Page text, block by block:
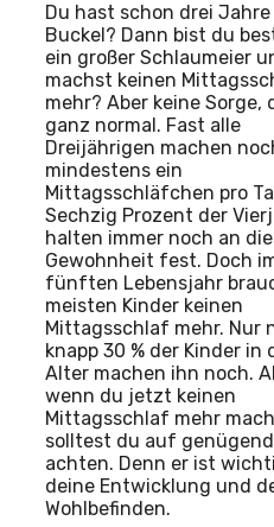
Du hast schon drei
Buckel? Dann bist du
ein großer Schlaumeier
machst keinen
mehr? Aber keine Sorge,
ganz normal. Fast alle
Dreijährigen machen
mindestens ein
Mittagsschläfchen pro
Sechzig Prozent der
halten immer noch an
Gewohnheit fest. Doch
fünften Lebensjahr
meisten Kinder keinen
Mittagsschlaf mehr. Nur
knapp 30 % der Kinder in
Alter machen ihn noch.
wenn du jetzt keinen
Mittagsschlaf mehr
solltest du auf
achten. Denn er ist
deine Entwicklung und
Wohlbefinden.